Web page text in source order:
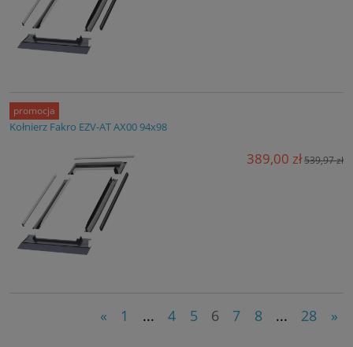
Kołnierz Fakro EZV-AT AX00 94x98
389,00 zł539,97 zł
promocja
« 1 ... 4 5 6 7 8 ... 28 »